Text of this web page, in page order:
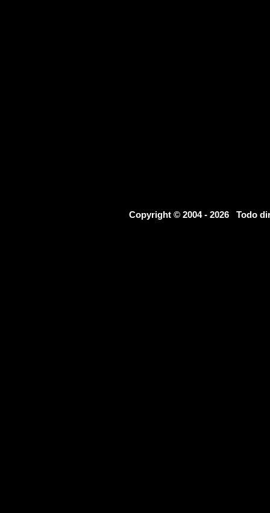
Copyright © 2004 - 2026 Todo